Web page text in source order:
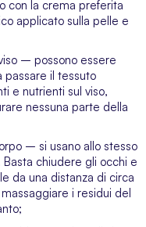
con la crema preferita
applicato sulla pelle e
– possono essere
passare il tessuto
e nutrienti sul viso,
nessuna parte della
– si usano allo stesso
Basta chiudere gli occhi e
da una distanza di circa
i residui del